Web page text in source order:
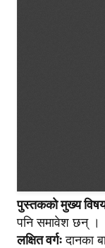
पुस्तककाे मुख्य
पनि समावेश छन् ।
लक्षित वर्गःदानका